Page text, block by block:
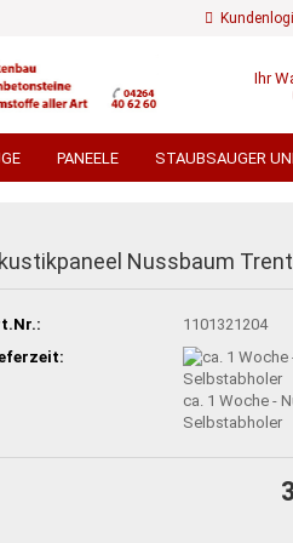
erstellen
Ihr
PANEELE STAUBSAUGER
TORE UND SICHTSCHUTZ
ALU KASCHIERT
% GROSSPOSTEN %
Nussbaum
1101321204
ca. 1 Woche -
Selbstabholer